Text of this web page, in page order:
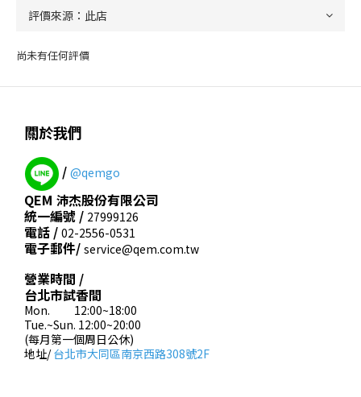
尚未有任何評價
關於我們
/ @qemgo
QEM 沛杰股份有限公司
統一編號 / 27999126
電話 / 02-2556-0531
電子郵件/ service@qem.com.tw
營業時間 /
台北市試香間
Mon. 12:00~18:00
Tue.~Sun. 12:00~20:00
(每月第一個周日公休)
地址/台北市大同區南京西路308號2F